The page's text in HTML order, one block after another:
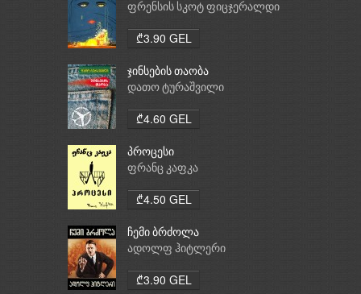
ფრენსის სკოტ ფიცჯერალდი
₾3.90 GEL
ჯინსების თაობა
დათო ტურაშვილი
₾4.60 GEL
პროცესი
ფრანც კაფკა
₾4.50 GEL
ჩემი ბრძოლა
ადოლფ ჰიტლერი
₾3.90 GEL